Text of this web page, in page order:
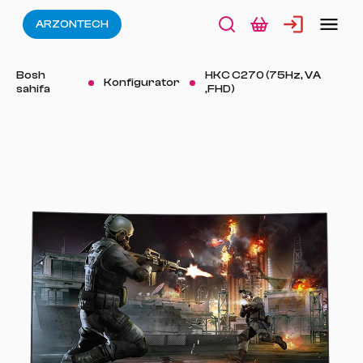
ARZONTECH
Bosh
sahifa
Konfigurator
HKC C270 (75Hz, VA
,FHD)